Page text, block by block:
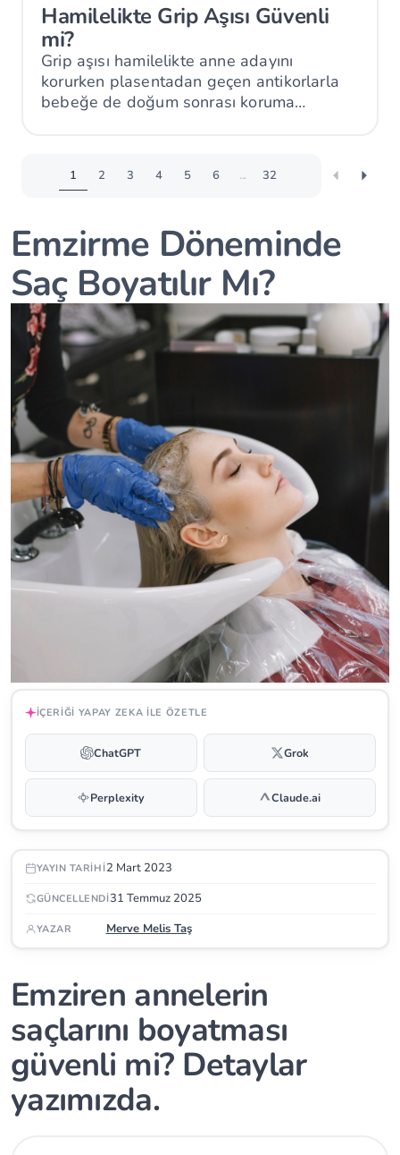
Hamilelikte Grip Aşısı Güvenli
mi?
Grip aşısı hamilelikte anne adayını
korurken plasentadan geçen antikorlarla
bebeğe de doğum sonrası koruma
1 2 3 4 5 6 ... 32
Emzirme Döneminde
Saç Boyatılır Mı?
İÇERIĞI YAPAY ZEKA ILE ÖZETLE
ChatGPT Grok
Perplexity Claude.ai
YAYIN TARIHI2 Mart 2023
GÜNCELLENDI31 Temmuz 2025
YAZAR Merve Melis Taş
Emziren annelerin
saçlarını boyatması
güvenli mi? Detaylar
yazımızda.